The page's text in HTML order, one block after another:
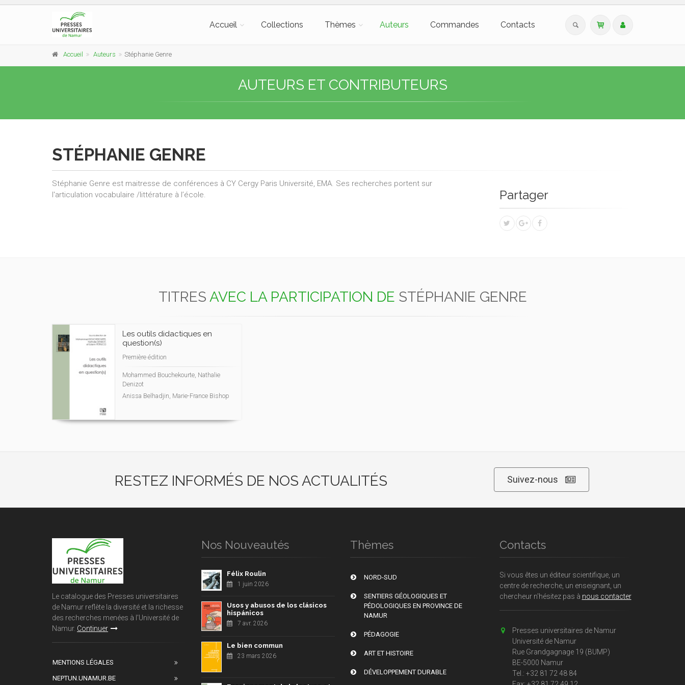
Accueil Collections Thèmes Auteurs Commandes Contacts
Accueil Auteurs Stéphanie Genre
AUTEURS ET CONTRIBUTEURS
STÉPHANIE GENRE
Stéphanie Genre est maitresse de conférences à CY Cergy Paris Université, EMA. Ses recherches portent sur
l'articulation vocabulaire /littérature à l’école.
Partager
TITRES AVEC LA PARTICIPATION DE STÉPHANIE GENRE
Les outils didactiques en
question(s)
Première édition
Mohammed Bouchekourte, Nathalie
Denizot
Anissa Belhadjin, Marie-France Bishop
RESTEZ INFORMÉS DE NOS ACTUALITÉS Suivez-nous
Le catalogue des Presses universitaires
de Namur reflète la diversité et la richesse
des recherches menées à l'Université de
Namur. Continuer
MENTIONS LÉGALES
NEPTUN.UNAMUR.BE
Nos Nouveautés
Félix Roulin
1 juin 2026
Usos y abusos de los clásicos
hispánicos
7 avr. 2026
Le bien commun
23 mars 2026
Thèmes
NORD-SUD
SENTIERS GÉOLOGIQUES ET
PÉDOLOGIQUES EN PROVINCE DE
NAMUR
PÉDAGOGIE
ART ET HISTOIRE
DÉVELOPPEMENT DURABLE
Contacts
Si vous êtes un éditeur scientifique, un
centre de recherche, un enseignant, un
chercheur n'hésitez pas à nous contacter
Presses universitaires de Namur
Université de Namur
Rue Grandgagnage 19 (BUMP)
BE-5000 Namur
Tel.: +32 81 72 48 84